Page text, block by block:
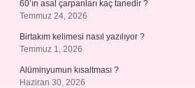
60’ın asal çarpanları kaç tanedir ?
Temmuz 24, 2026
Birtakım kelimesi nasıl yazılıyor ?
Temmuz 1, 2026
Alüminyumun kısaltması ?
Haziran 30, 2026